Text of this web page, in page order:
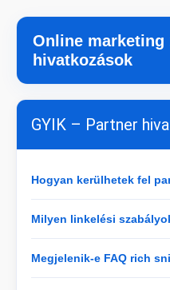
Online marketing
hivatkozások
GYIK – Partner
Hogyan kerülhetek fel
Milyen linkelési
Megjelenik-e FAQ rich